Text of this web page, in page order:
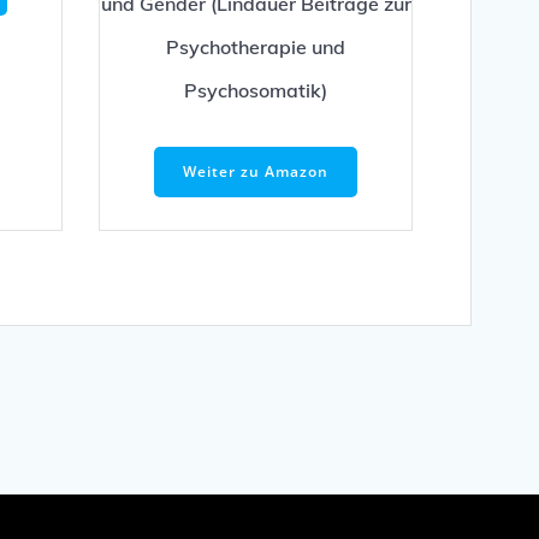
Psychotherapie und
Psychosomatik)
Weiter zu Amazon